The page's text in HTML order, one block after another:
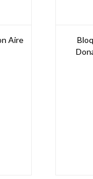
Aire